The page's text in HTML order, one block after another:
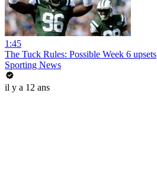
1:45
The Tuck Rules: Possible Week 6 upsets
Sporting News
il y a 12 ans